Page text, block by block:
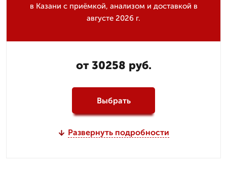
в Казани с приёмкой, анализом и доставкой в
августе 2026 г.
от 30258 руб.
Выбрать
Развернуть подробности